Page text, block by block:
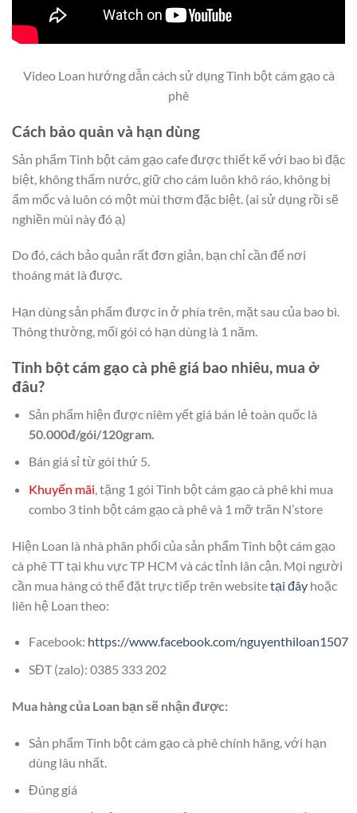
Video Loan hướng dẫn cách sử dụng Tinh bột cám gạo cà
phê
Cách bảo quản và hạn dùng
Sản phẩm Tinh bột cám gạo cafe được thiết kế với bao bì đặc
biệt, không thấm nước, giữ cho cám luôn khô ráo, không bị
ẩm mốc và luôn có một mùi thơm đặc biệt. (ai sử dụng rồi sẽ
nghiền mùi này đó ạ)
Do đó, cách bảo quản rất đơn giản, bạn chỉ cần để nơi
thoáng mát là được.
Hạn dùng sản phẩm được in ở phía trên, mặt sau của bao bì.
Thông thường, mối gói có hạn dùng là 1 năm.
Tinh bột cám gạo cà phê giá bao nhiêu, mua ở
đâu?
Sản phẩm hiện được niêm yết giá bán lẻ toàn quốc là
50.000đ/gói/120gram.
Bán giá sỉ từ gói thứ 5.
Khuyến mãi , tặng 1 gói Tinh bột cám gạo cà phê khi mua
combo 3 tinh bột cám gạo cà phê và 1 mỡ trăn N’store
Hiện Loan là nhà phân phối của sản phẩm Tinh bột cám gạo
cà phê TT tại khu vực TP HCM và các tỉnh lân cận. Mọi người
cần mua hàng có thể đặt trực tiếp trên websitetại đây hoặc
liên hệ Loan theo:
Facebook: https://www.facebook.com/nguyenthiloan1507
SĐT (zalo): 0385 333 202
Mua hàng của Loan bạn sẽ nhận được:
Sản phẩm Tinh bột cám gạo cà phê chính hãng, với hạn
dùng lâu nhất.
Đúng giá